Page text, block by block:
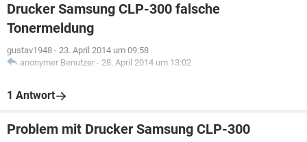
Drucker Samsung CLP-300 falsche
Tonermeldung
gustav1948 - 23. April 2014 um 09:58
anonymer Benutzer - 28. April 2014 um 13:02
1 Antwort
Problem mit Drucker Samsung CLP-300